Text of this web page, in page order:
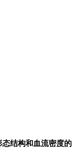
结构和血流密度的